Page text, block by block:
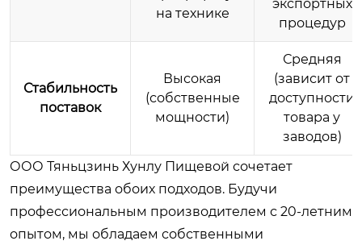
на технике
экспортных
процедур
Стабильность
поставок
Высокая
(собственные
мощности)
Средняя
(зависит от
доступности
товара у
заводов)
ООО Тяньцзинь Хунлу Пищевой сочетает
преимущества обоих подходов. Будучи
профессиональным производителем с 20-летним
опытом, мы обладаем собственными